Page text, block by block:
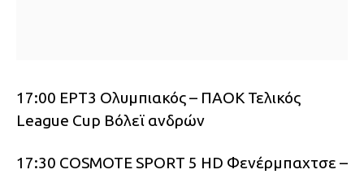
17:00 ΕΡΤ3 Ολυμπιακός – ΠΑΟΚ Τελικός
League Cup Βόλεϊ ανδρών
17:30 COSMOTE SPORT 5 HD Φενέρμπαχτσε –